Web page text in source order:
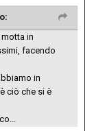
in
facendo
in
ciò che si è